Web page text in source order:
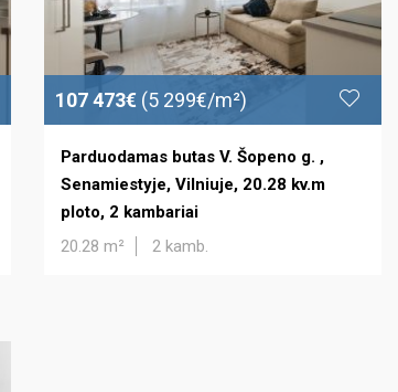
107 473€ (5 299€/m²)
Parduodamas butas V. Šopeno g. ,
Senamiestyje, Vilniuje, 20.28 kv.m
ploto, 2 kambariai
20.28 m²
2 kamb.